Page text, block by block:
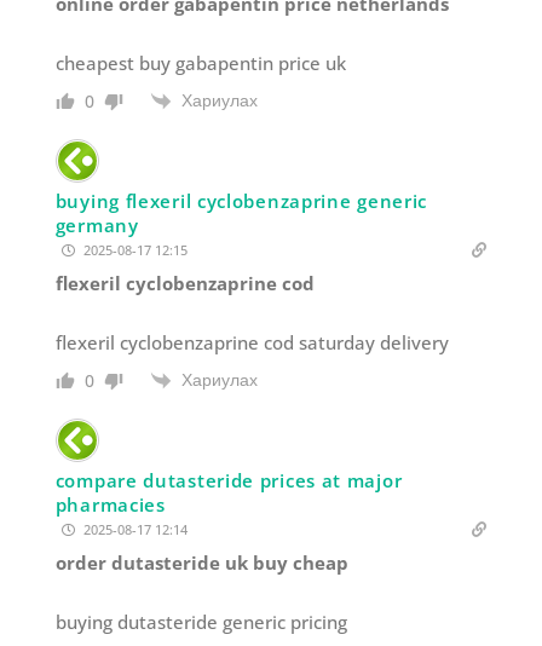
cheapest buy gabapentin price uk
0 Хариулах
buying flexeril cyclobenzaprine generic
germany
2025-08-17 12:15
flexeril cyclobenzaprine cod
flexeril cyclobenzaprine cod saturday delivery
0 Хариулах
compare dutasteride prices at major
pharmacies
2025-08-17 12:14
order dutasteride uk buy cheap
buying dutasteride generic pricing